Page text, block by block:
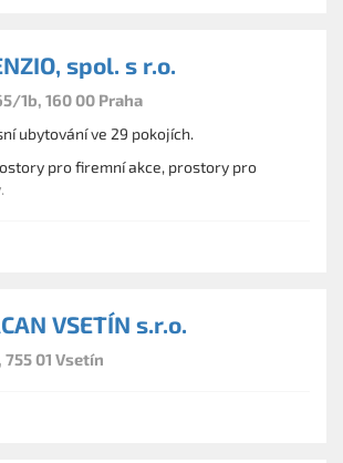
spol. s r.o.
1b, 160 00 Praha
luxusní ubytování ve 29 pokojích.
pro firemní akce, prostory pro
VSETÍN s.r.o.
01 Vsetín